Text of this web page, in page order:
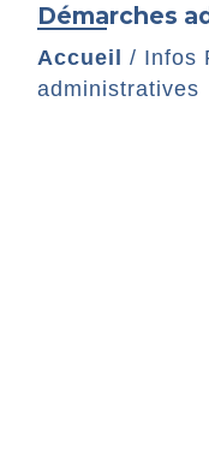
Démarches
Accueil / Infos
administratives